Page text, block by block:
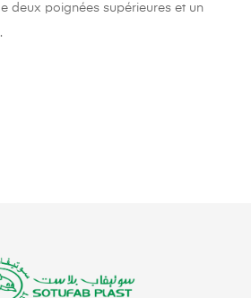
deux poignées supérieures et un